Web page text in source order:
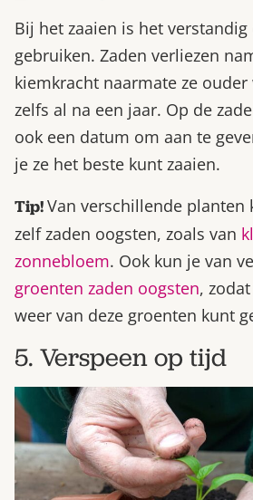
Bij het zaaien is het
gebruiken. Zaden verliezen
kiemkracht naarmate ze
zelfs al na een jaar. Op de
ook een datum om aan te
je ze het beste kunt zaaien.
Tip!Van verschillende planten
zelf zaden oogsten, zoals van
zonnebloem. Ook kun je van
groenten zaden oogsten,
weer van deze groenten kunt
5. Verspeen op tijd